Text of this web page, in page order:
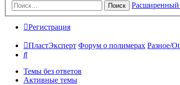
Поиск Расширенный
Регистрация
ПластЭксперт Форум о полимерах Разное/
Поиск
Темы без ответов
Активные темы